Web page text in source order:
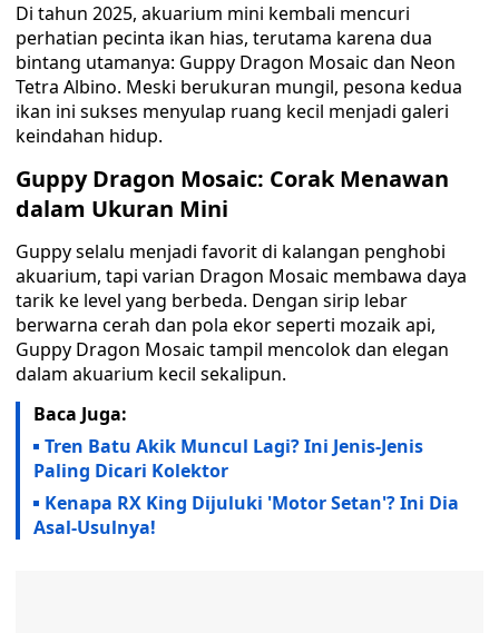
Di tahun 2025, akuarium mini kembali mencuri
perhatian pecinta ikan hias, terutama karena dua
bintang utamanya: Guppy Dragon Mosaic dan Neon
Tetra Albino. Meski berukuran mungil, pesona kedua
ikan ini sukses menyulap ruang kecil menjadi galeri
keindahan hidup.
Guppy Dragon Mosaic: Corak Menawan
dalam Ukuran Mini
Guppy selalu menjadi favorit di kalangan penghobi
akuarium, tapi varian Dragon Mosaic membawa daya
tarik ke level yang berbeda. Dengan sirip lebar
berwarna cerah dan pola ekor seperti mozaik api,
Guppy Dragon Mosaic tampil mencolok dan elegan
dalam akuarium kecil sekalipun.
Baca Juga:
Tren Batu Akik Muncul Lagi? Ini Jenis-Jenis
Paling Dicari Kolektor
Kenapa RX King Dijuluki 'Motor Setan'? Ini Dia
Asal-Usulnya!